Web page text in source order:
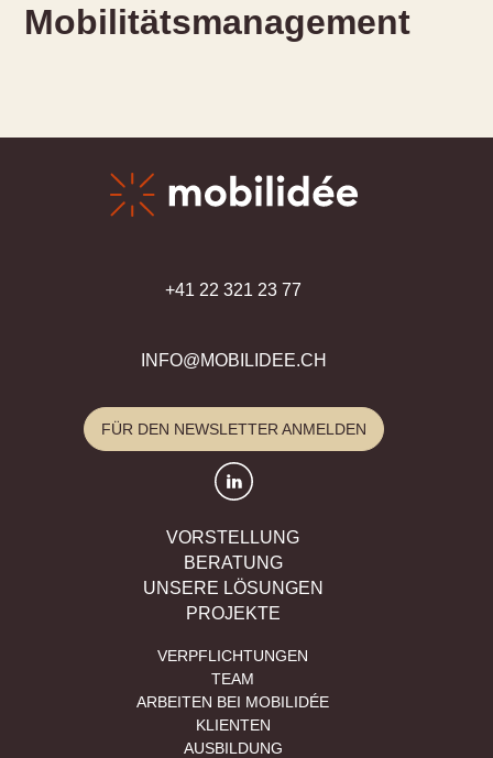
Mobilitätsmanagement
+41 22 321 23 77
INFO@MOBILIDEE.CH
FÜR DEN NEWSLETTER ANMELDEN
VORSTELLUNG
BERATUNG
UNSERE LÖSUNGEN
PROJEKTE
VERPFLICHTUNGEN
TEAM
ARBEITEN BEI MOBILIDÉE
KLIENTEN
AUSBILDUNG